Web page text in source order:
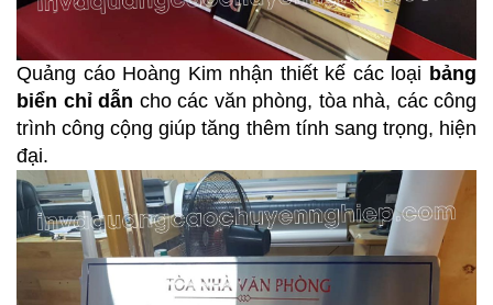
Quảng cáo Hoàng Kim nhận thiết kế các loại bảng
biển chỉ dẫn cho các văn phòng, tòa nhà, các công
trình công cộng giúp tăng thêm tính sang trọng, hiện
đại.